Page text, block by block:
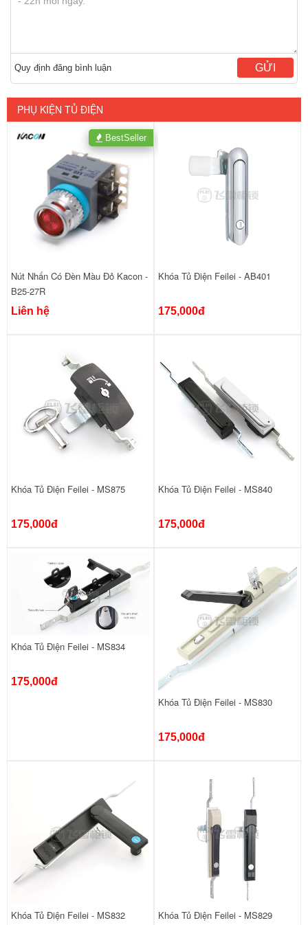
Quy định đăng bình luận GỬI
PHỤ KIỆN TỦ ĐIỆN
Nút Nhấn Có Đèn Màu Đỏ Kacon -
B25-27R
Liên hệ
BestSeller
Khóa Tủ Điện Feilei - AB401
175,000đ
Khóa Tủ Điện Feilei - MS875
175,000đ
Khóa Tủ Điện Feilei - MS840
175,000đ
Khóa Tủ Điện Feilei - MS834
175,000đ
Khóa Tủ Điện Feilei - MS830
175,000đ
Khóa Tủ Điện Feilei - MS832 Khóa Tủ Điện Feilei - MS829